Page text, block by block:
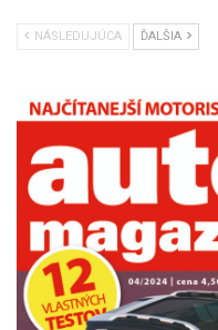
NÁSLEDUJÚCA ĎALŠIA